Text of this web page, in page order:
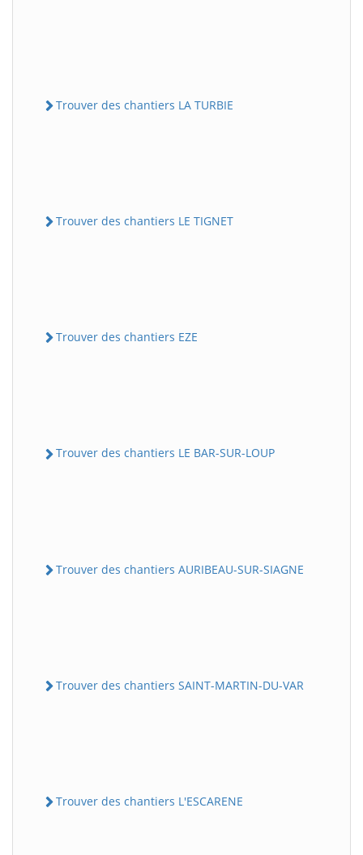
Trouver des chantiers LA TURBIE
Trouver des chantiers LE TIGNET
Trouver des chantiers EZE
Trouver des chantiers LE BAR-SUR-LOUP
Trouver des chantiers AURIBEAU-SUR-SIAGNE
Trouver des chantiers SAINT-MARTIN-DU-VAR
Trouver des chantiers L'ESCARENE